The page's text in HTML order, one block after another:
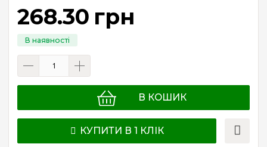
268.30 грн
В КОШИК
КУПИТИ В 1 КЛІК